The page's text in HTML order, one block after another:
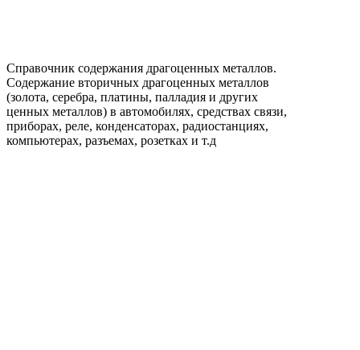
Справочник содержания драгоценных металлов.
Содержание вторичных драгоценных металлов
(золота, серебра, платины, палладия и других
ценных металлов) в автомобилях, средствах связи,
приборах, реле, конденсаторах, радиостанциях,
компьютерах, разъемах, розетках и т.д